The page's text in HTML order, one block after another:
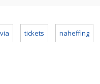
tickets naheffing